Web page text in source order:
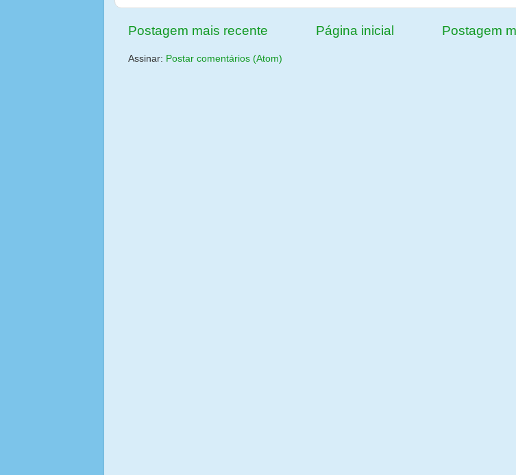
Postagem mais recente Postagem
Página inicial
Assinar: Postar comentários (Atom)